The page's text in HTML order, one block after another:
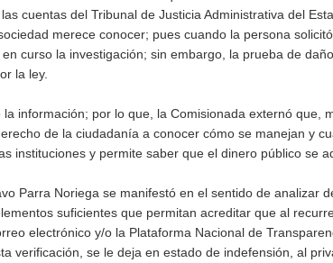
cuentas del Tribunal de Justicia Administrativa del
merece conocer; pues cuando la persona
curso la investigación; sin embargo, la prueba de
la ley.
información; por lo que, la Comisionada externó que,
de la ciudadanía a conocer cómo se manejan y
instituciones y permite saber que el dinero público se
Parra Noriega se manifestó en el sentido de analizar
suficientes que permitan acreditar que al
electrónico y/o la Plataforma Nacional de
verificación, se le deja en estado de indefensión, al